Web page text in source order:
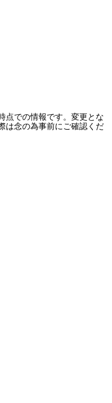
点での情報です。変更とな
は念の為事前にご確認くだ